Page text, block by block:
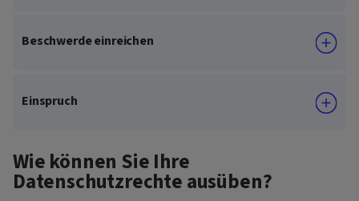
Beschwerde einreichen
Einspruch
Wie können Sie Ihre
Datenschutzrechte ausüben?